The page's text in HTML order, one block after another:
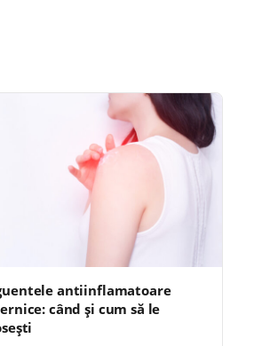
antiinflamatoare
când și cum să le